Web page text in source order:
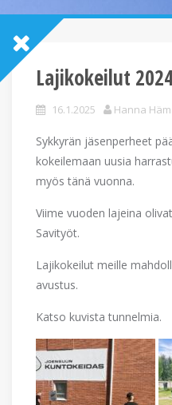
Lajikokeilut
16.1.2025 Hanna
Sykkyrän jäsenperheet
kokeilemaan uusia
myös tänä vuonna.
Viime vuoden lajeina
Savityöt.
Lajikokeilut meille
avustus.
Katso kuvista tunnelmia.